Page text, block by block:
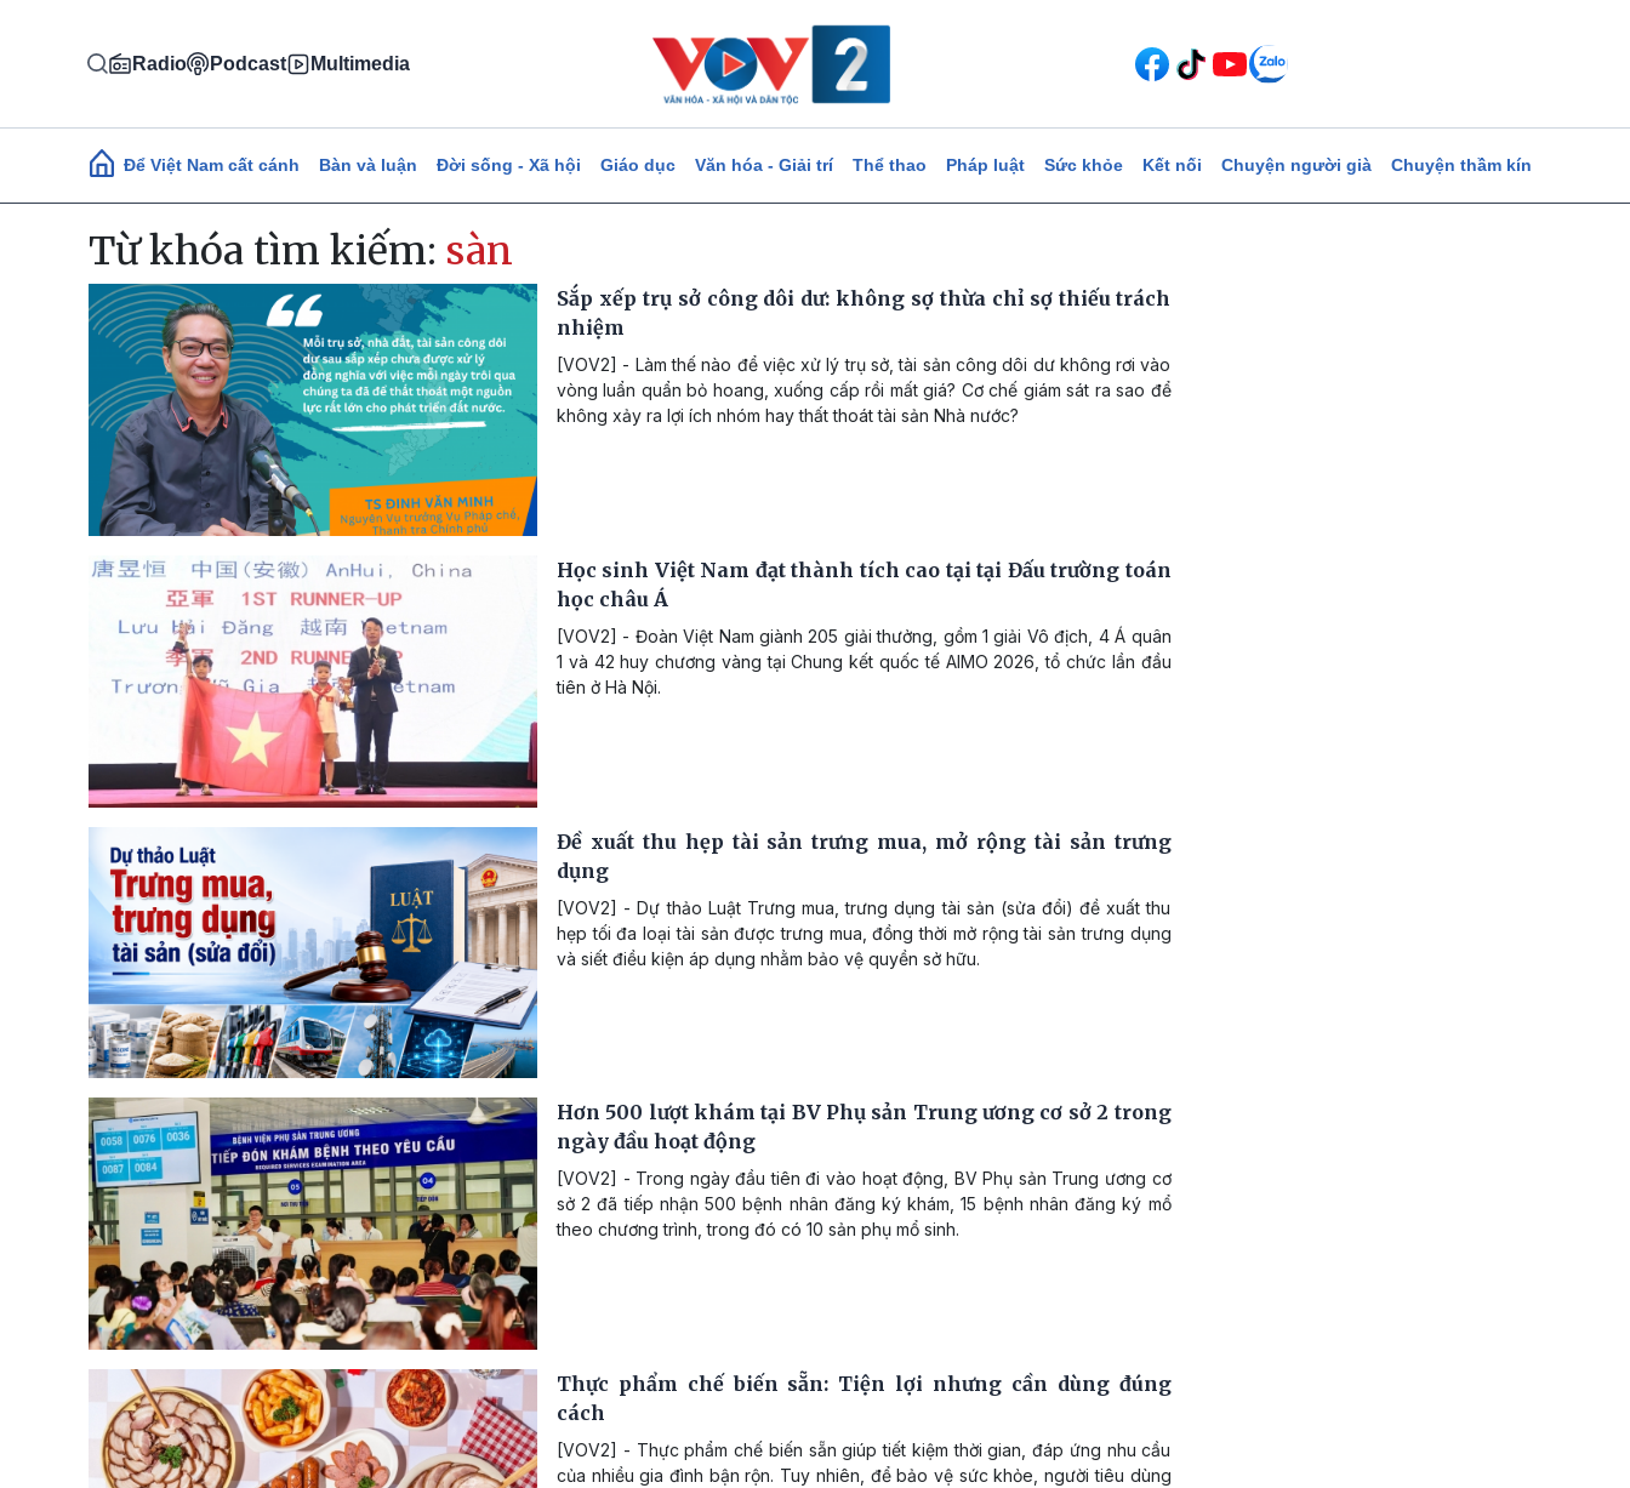
Radio Podcast Multimedia
Main navigation
Để Việt Nam cất cánh Bàn và luận Đời sống - Xã hội Giáo dục Văn hóa - Giải trí Thể thao Pháp luật Sức khỏe Kết nối Chuyện người già Chuyện thầm kín
Từ khóa tìm kiếm: sàn
Sắp xếp trụ sở công dôi dư: không sợ thừa chỉ sợ thiếu trách
nhiệm
[VOV2] - Làm thế nào để việc xử lý trụ sở, tài sản công dôi dư không rơi vào
vòng luẩn quẩn bỏ hoang, xuống cấp rồi mất giá? Cơ chế giám sát ra sao để
không xảy ra lợi ích nhóm hay thất thoát tài sản Nhà nước?
Học sinh Việt Nam đạt thành tích cao tại tại Đấu trường toán
học châu Á
[VOV2] - Đoàn Việt Nam giành 205 giải thưởng, gồm 1 giải Vô địch, 4 Á quân
1 và 42 huy chương vàng tại Chung kết quốc tế AIMO 2026, tổ chức lần đầu
tiên ở Hà Nội.
Đề xuất thu hẹp tài sản trưng mua, mở rộng tài sản trưng
dụng
[VOV2] - Dự thảo Luật Trưng mua, trưng dụng tài sản (sửa đổi) đề xuất thu
hẹp tối đa loại tài sản được trưng mua, đồng thời mở rộng tài sản trưng dụng
và siết điều kiện áp dụng nhằm bảo vệ quyền sở hữu.
Hơn 500 lượt khám tại BV Phụ sản Trung ương cơ sở 2 trong
ngày đầu hoạt động
[VOV2] - Trong ngày đầu tiên đi vào hoạt động, BV Phụ sản Trung ương cơ
sở 2 đã tiếp nhận 500 bệnh nhân đăng ký khám, 15 bệnh nhân đăng ký mổ
theo chương trình, trong đó có 10 sản phụ mổ sinh.
Thực phẩm chế biến sẵn: Tiện lợi nhưng cần dùng đúng
cách
[VOV2] - Thực phẩm chế biến sẵn giúp tiết kiệm thời gian, đáp ứng nhu cầu
của nhiều gia đình bận rộn. Tuy nhiên, để bảo vệ sức khỏe, người tiêu dùng